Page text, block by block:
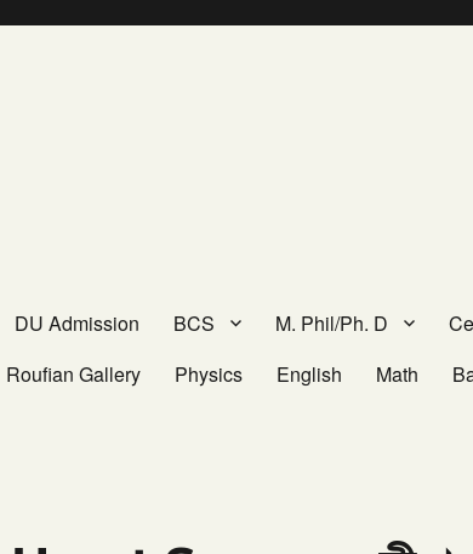
DU Admission BCS M. Phil/Ph. D
Roufian Gallery Physics English Math